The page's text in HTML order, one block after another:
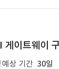
이트웨이
예상 기간 30일